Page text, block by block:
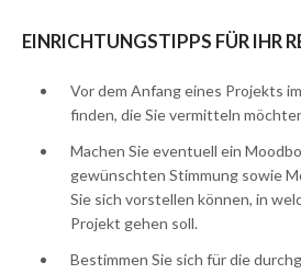
EINRICHTUNGSTIPPS FÜR IHR
Vor dem Anfang eines Projekts
finden, die Sie vermitteln
Machen Sie eventuell ein
gewünschten Stimmung sowie
Sie sich vorstellen können, in
Projekt gehen soll.
Bestimmen Sie sich für die